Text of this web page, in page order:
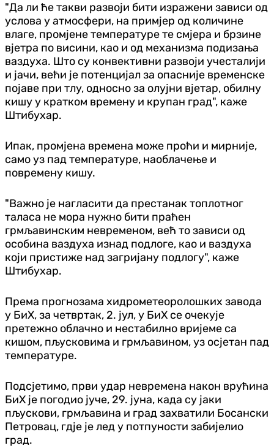
"Да ли ће такви развоји бити изражени зависи од
услова у атмосфери, на примјер од количине
влаге, промјене температуре те смјера и брзине
вјетра по висини, као и од механизма подизања
ваздуха. Што су конвективни развоји учесталији
и јачи, већи је потенцијал за опасније временске
појаве при тлу, односно за олујни вјетар, обилну
кишу у кратком времену и крупан град", каже
Штибухар.
Ипак, промјена времена може проћи и мирније,
само уз пад температуре, наоблачење и
повремену кишу.
"Важно је нагласити да престанак топлотног
таласа не мора нужно бити праћен
грмљавинским невременом, већ то зависи од
особина ваздуха изнад подлоге, као и ваздуха
који пристиже над загријану подлогу", каже
Штибухар.
Према прогнозама хидрометеоролошких завода
у БиХ, за четвртак, 2. јул, у БиХ се очекује
претежно облачно и нестабилно вријеме са
кишом, пљусковима и грмљавином, уз осјетан пад
температуре.
Подсјетимо, први удар невремена након врућина
БиХ је погодио јуче, 29. јуна, када су јаки
пљускови, грмљавина и град захватили Босански
Петровац, гд‌је је лед у потпуности забијелио
град.